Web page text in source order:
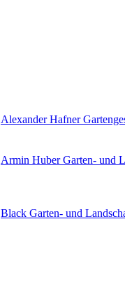
Alexander Hafner
Armin Huber Garten- und
Black Garten- und